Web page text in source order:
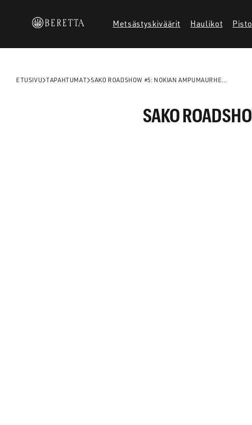
Metsästyskiväärit
Haulikot
ETUSIVU TAPAHTUMAT SAKO ROADSHOW #5: NOKIAN AMPUMAURHE...
SAKO